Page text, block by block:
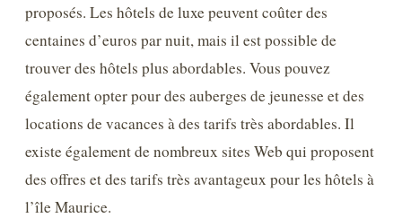
proposés. Les hôtels de luxe peuvent coûter des
centaines d’euros par nuit, mais il est possible de
trouver des hôtels plus abordables. Vous pouvez
également opter pour des auberges de jeunesse et des
locations de vacances à des tarifs très abordables. Il
existe également de nombreux sites Web qui proposent
des offres et des tarifs très avantageux pour les hôtels à
l’île Maurice.